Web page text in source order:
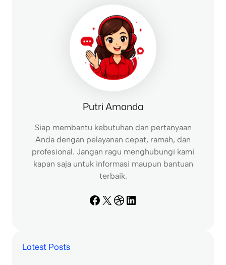
Putri Amanda
Siap membantu kebutuhan dan pertanyaan
Anda dengan pelayanan cepat, ramah, dan
profesional. Jangan ragu menghubungi kami
kapan saja untuk informasi maupun bantuan
terbaik.
Facebook X Dribbble LinkedIn
Latest Posts